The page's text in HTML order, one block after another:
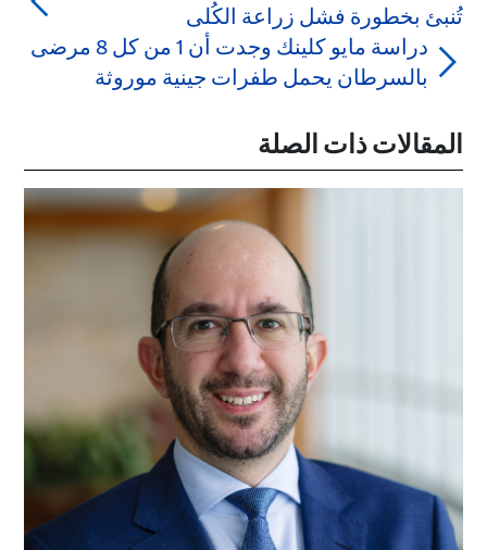
تُنبئ بخطورة فشل زراعة الكُلى
دراسة مايو كلينك وجدت أن 1 من كل 8 مرضى
بالسرطان يحمل طفرات جينية موروثة
المقالات ذات الصلة